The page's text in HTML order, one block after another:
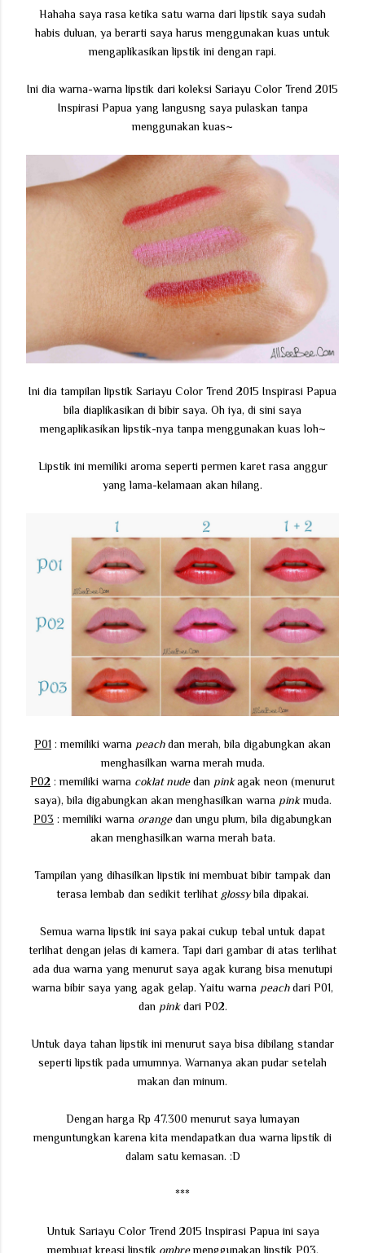
Hahaha saya rasa ketika satu warna dari lipstik saya sudah
habis duluan, ya berarti saya harus menggunakan kuas untuk
mengaplikasikan lipstik ini dengan rapi.
Ini dia warna-warna lipstik dari koleksi Sariayu Color Trend 2015
Inspirasi Papua yang langusng saya pulaskan tanpa
menggunakan kuas~
Ini dia tampilan lipstik Sariayu Color Trend 2015 Inspirasi Papua
bila diaplikasikan di bibir saya. Oh iya, di sini saya
mengaplikasikan lipstik-nya tanpa menggunakan kuas loh~
Lipstik ini memiliki aroma seperti permen karet rasa anggur
yang lama-kelamaan akan hilang.
P01 : memiliki warna peachdan merah, bila digabungkan akan
menghasilkan warna merah muda.
P02 : memiliki warna coklat nudedan pinkagak neon (menurut
saya), bila digabungkan akan menghasilkan warna pinkmuda.
P03 : memiliki warna orangedan ungu plum, bila digabungkan
akan menghasilkan warna merah bata.
Tampilan yang dihasilkan lipstik ini membuat bibir tampak dan
terasa lembab dan sedikit terlihat glossybila dipakai.
Semua warna lipstik ini saya pakai cukup tebal untuk dapat
terlihat dengan jelas di kamera. Tapi dari gambar di atas terlihat
ada dua warna yang menurut saya agak kurang bisa menutupi
warna bibir saya yang agak gelap. Yaitu warna peachdari P01,
dan pinkdari P02.
Untuk daya tahan lipstik ini menurut saya bisa dibilang standar
seperti lipstik pada umumnya. Warnanya akan pudar setelah
makan dan minum.
Dengan harga Rp 47.300 menurut saya lumayan
menguntungkan karena kita mendapatkan dua warna lipstik di
dalam satu kemasan. :D
***
Untuk Sariayu Color Trend 2015 Inspirasi Papua ini saya
membuat kreasi lipstikombremenggunakan lipstik P03.